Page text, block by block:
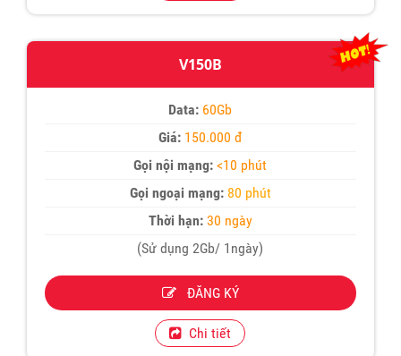
V150B
Data: 60Gb
Giá: 150.000 đ
Gọi nội mạng: <10 phút
Gọi ngoại mạng: 80 phút
Thời hạn:30 ngày
(Sử dụng 2Gb/ 1ngày)
ĐĂNG KÝ
Chi tiết